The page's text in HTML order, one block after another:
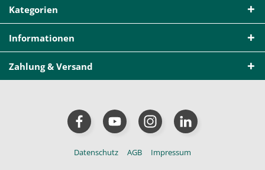
Kategorien
Informationen
Zahlung & Versand
Datenschutz AGB Impressum